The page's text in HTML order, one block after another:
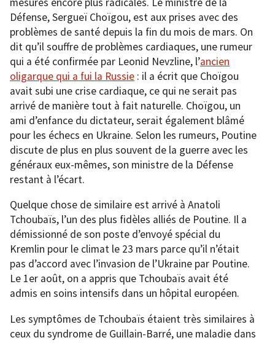
Défense, Sergueï Choïgou, est aux prises avec des
problèmes de santé depuis la fin du mois de mars. On
dit qu’il souffre de problèmes cardiaques, une rumeur
qui a été confirmée par Leonid Nevzline, l’ancien
oligarque qui a fui la Russie : il a écrit que Choïgou
avait subi une crise cardiaque, ce qui ne serait pas
arrivé de manière tout à fait naturelle. Choïgou, un
ami d’enfance du dictateur, serait également blâmé
pour les échecs en Ukraine. Selon les rumeurs, Poutine
discute de plus en plus souvent de la guerre avec les
généraux eux-mêmes, son ministre de la Défense
restant à l’écart.
Quelque chose de similaire est arrivé à Anatoli
Tchoubaïs, l’un des plus fidèles alliés de Poutine. Il a
démissionné de son poste d’envoyé spécial du
Kremlin pour le climat le 23 mars parce qu’il n’était
pas d’accord avec l’invasion de l’Ukraine par Poutine.
Le 1er août, on a appris que Tchoubaïs avait été
admis en soins intensifs dans un hôpital européen.
Les symptômes de Tchoubaïs étaient très similaires à
ceux du syndrome de Guillain-Barré, une maladie dans